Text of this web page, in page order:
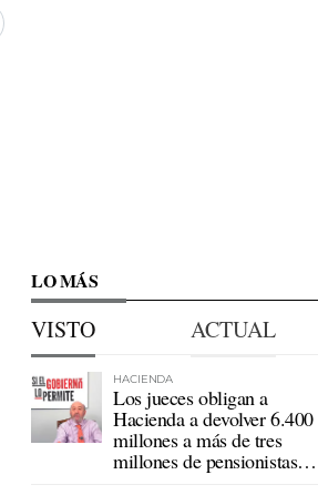
LO MÁS
VISTO ACTUAL
HACIENDA
Los jueces obligan a
Hacienda a devolver 6.400
millones a más de tres
millones de pensionistas